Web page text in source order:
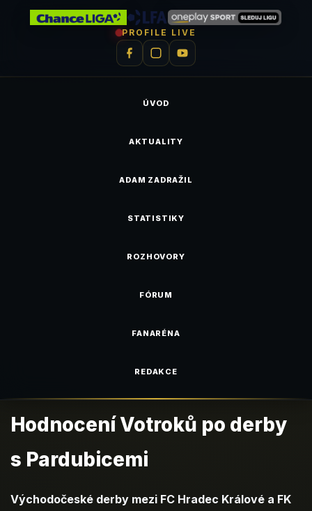
PROFILE LIVE
ÚVOD
AKTUALITY
ADAM ZADRAŽIL
STATISTIKY
ROZHOVORY
FÓRUM
FANARÉNA
REDAKCE
Hodnocení Votroků po derby
s Pardubicemi
Východočeské derby mezi FC Hradec Králové a FK